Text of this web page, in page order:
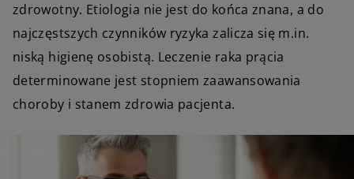
zdrowotny. Etiologia nie jest do końca znana, a do
najczęstszych czynników ryzyka zalicza się m.in.
niską higienę osobistą. Leczenie raka prącia
determinowane jest stopniem zaawansowania
choroby i stanem zdrowia pacjenta.